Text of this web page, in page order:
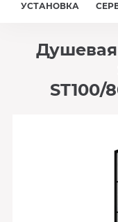
УСТАНОВКА
Душевая
ST100/